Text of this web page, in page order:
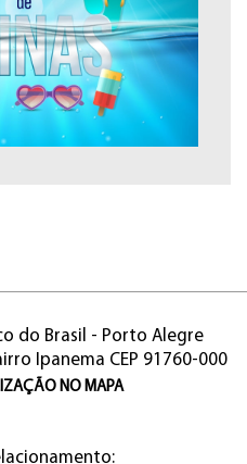
do Brasil - Porto Alegre
Ipanema CEP 91760-000
NO MAPA